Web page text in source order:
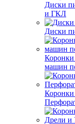
Диски
и ГКЛ
Диски
Коронки
машин
Коронки